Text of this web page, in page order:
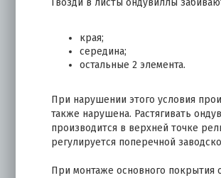
Гвозди в листы ондувиллы
края;
середина;
остальные 2 элемента.
При нарушении этого условия
также нарушена. Растягивать
производится в верхней точке
регулируется поперечной
При монтаже основного покрытия